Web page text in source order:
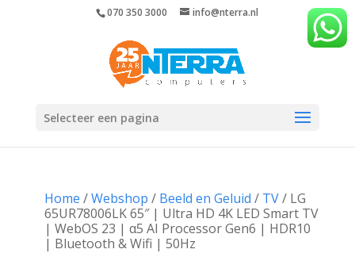
070 350 3000 info@nterra.nl
Selecteer een pagina
Home /Webshop / Beeld en Geluid / TV/ LG
65UR78006LK 65″ | Ultra HD 4K LED Smart TV
| WebOS 23 | α5 AI Processor Gen6 | HDR10
| Bluetooth & Wifi | 50Hz